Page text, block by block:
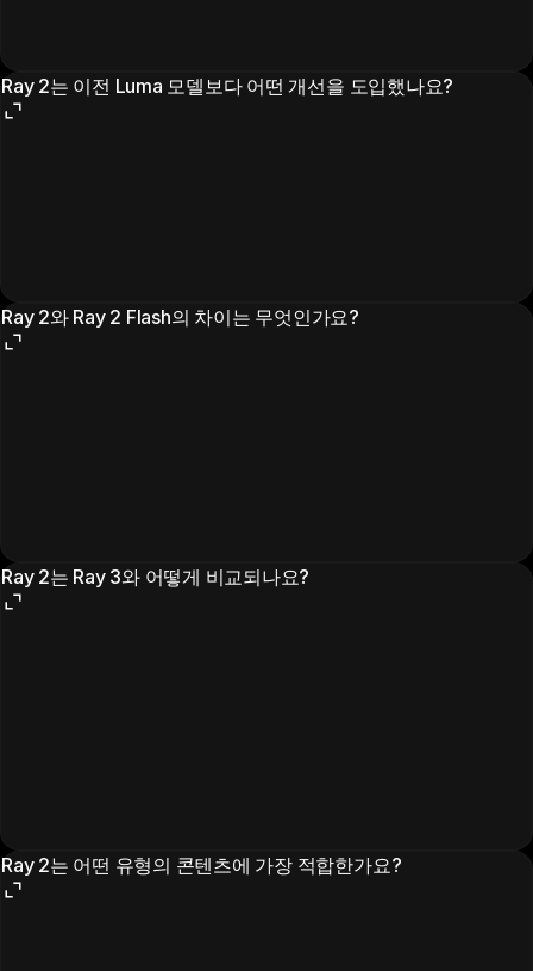
Ray 2는 이전 Luma 모델보다 어떤 개선을 도입했나요?
Ray 2와 Ray 2 Flash의 차이는 무엇인가요?
Ray 2는 Ray 3와 어떻게 비교되나요?
Ray 2는 어떤 유형의 콘텐츠에 가장 적합한가요?